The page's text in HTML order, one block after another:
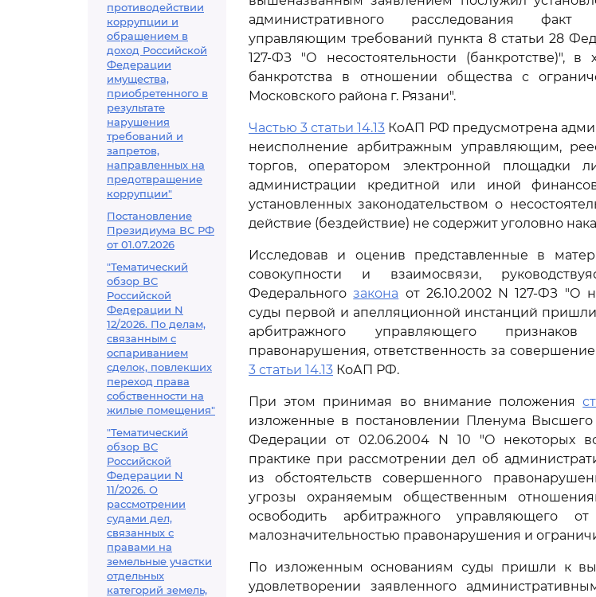
противодействии
коррупции и
обращением в
доход Российской
Федерации
имущества,
приобретенного в
результате
нарушения
требований и
запретов,
направленных на
предотвращение
коррупции"
Постановление
Президиума ВС РФ
от 01.07.2026
"Тематический
обзор ВС
Российской
Федерации N
12/2026. По делам,
связанным с
оспариванием
сделок, повлекших
переход права
собственности на
жилые помещения"
"Тематический
обзор ВС
Российской
Федерации N
11/2026. О
рассмотрении
судами дел,
связанных с
правами на
земельные участки
отдельных
категорий земель,
административного расследования
управляющим требований пункта 8 статьи 28
127-ФЗ "О несостоятельности (банкротстве)",
банкротства в отношении общества с
Московского района г. Рязани".
Частью 3 статьи 14.13 КоАП РФ предусмотрена
неисполнение арбитражным управляющим,
торгов, оператором электронной площадки
администрации кредитной или иной
установленных законодательством о
действие (бездействие) не содержит уголовно
Исследовав и оценив представленные в
совокупности и взаимосвязи,
Федеральногозакона от 26.10.2002 N 127-ФЗ "О
суды первой и апелляционной инстанций
арбитражного управляющего признаков
правонарушения, ответственность за
3 статьи 14.13 КоАП РФ.
При этом принимая во внимание положения
изложенные в постановлении Пленума
Федерации от 02.06.2004 N 10 "О некоторых
практике при рассмотрении дел об
из обстоятельств совершенного
угрозы охраняемым общественным
освободить арбитражного управляющего
малозначительностью правонарушения и
По изложенным основаниям суды пришли к
удовлетворении заявленного